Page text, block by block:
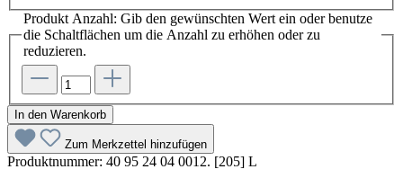
Produkt Anzahl: Gib den gewünschten Wert ein oder benutze
die Schaltflächen um die Anzahl zu erhöhen oder zu
reduzieren.
In den Warenkorb
Zum Merkzettel hinzufügen
Produktnummer: 40 95 24 04 0012. [205] L